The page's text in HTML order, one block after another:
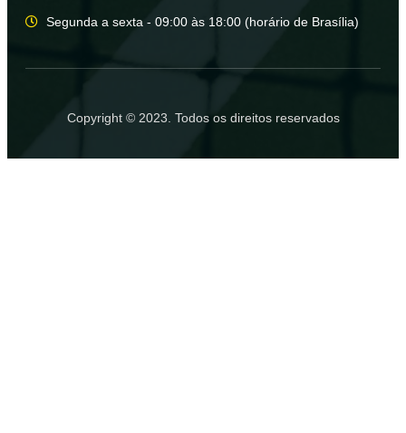
Segunda a sexta - 09:00 às 18:00 (horário de Brasília)
Copyright © 2023. Todos os direitos reservados